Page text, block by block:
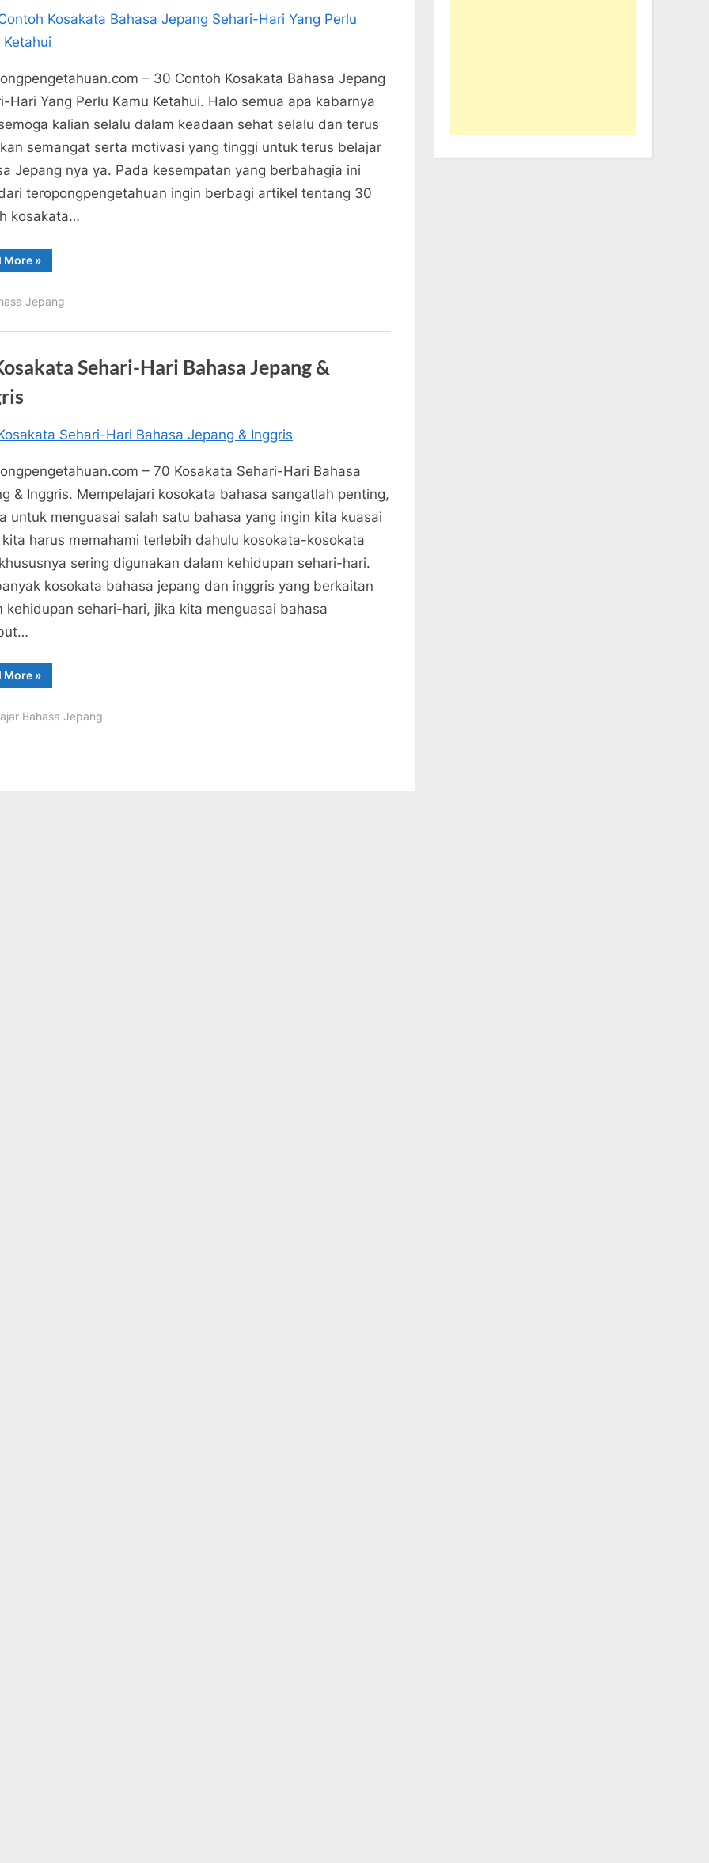
pada
30
Contoh
Bahasa
Jepang
Sehari-
Hari
Yang
Kamu
Ketahui
– 30 Contoh Kosakata Bahasa Jepang
Hari Yang Perlu Kamu Ketahui. Halo semua apa kabarnya
kalian selalu dalam keadaan sehat selalu dan terus
semangat serta motivasi yang tinggi untuk terus belajar
Jepang nya ya. Pada kesempatan yang berbahagia ini
teropongpengetahuan ingin berbagi artikel tentang 30
kosakata…
More“30
Contoh
Jepang
Kamu
Ketahui”
»
Jepang
Sehari-Hari Bahasa Jepang &
pada
70
Hari
Bahasa
Jepang
&
Inggris
– 70 Kosakata Sehari-Hari Bahasa
& Inggris. Mempelajari kosokata bahasa sangatlah penting,
untuk menguasai salah satu bahasa yang ingin kita kuasai
kita harus memahami terlebih dahulu kosokata-kosokata
sering digunakan dalam kehidupan sehari-hari.
kosokata bahasa jepang dan inggris yang berkaitan
kehidupan sehari-hari, jika kita menguasai bahasa
More“70
Kosakata
Bahasa
Inggris”
»
Bahasa Jepang